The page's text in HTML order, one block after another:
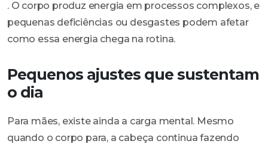
. O corpo produz energia em processos complexos, e
pequenas deficiências ou desgastes podem afetar
como essa energia chega na rotina.
Pequenos ajustes que sustentam
o dia
Para mães, existe ainda a carga mental. Mesmo
quando o corpo para, a cabeça continua fazendo